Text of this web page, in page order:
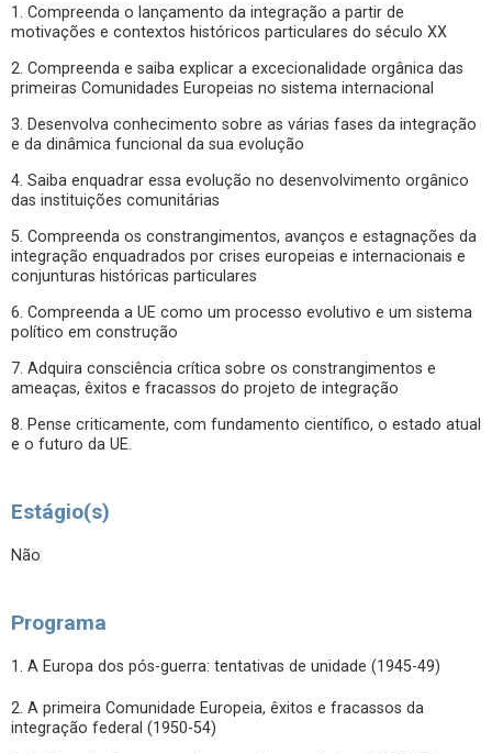
1. Compreenda o lançamento da integração a partir de
motivações e contextos históricos particulares do século XX
2. Compreenda e saiba explicar a excecionalidade orgânica das
primeiras Comunidades Europeias no sistema internacional
3. Desenvolva conhecimento sobre as várias fases da integração
e da dinâmica funcional da sua evolução
4. Saiba enquadrar essa evolução no desenvolvimento orgânico
das instituições comunitárias
5. Compreenda os constrangimentos, avanços e estagnações da
integração enquadrados por crises europeias e internacionais e
conjunturas históricas particulares
6. Compreenda a UE como um processo evolutivo e um sistema
político em construção
7. Adquira consciência crítica sobre os constrangimentos e
ameaças, êxitos e fracassos do projeto de integração
8. Pense criticamente, com fundamento científico, o estado atual
e o futuro da UE.
Estágio(s)
Não
Programa
1. A Europa dos pós-guerra: tentativas de unidade (1945-49)
2. A primeira Comunidade Europeia, êxitos e fracassos da
integração federal (1950-54)